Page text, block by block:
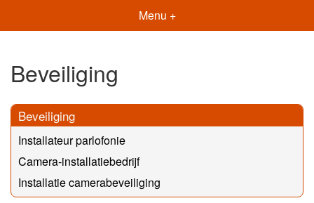
Menu +
Beveiliging
Beveiliging
Installateur parlofonie
Camera-installatiebedrijf
Installatie camerabeveiliging